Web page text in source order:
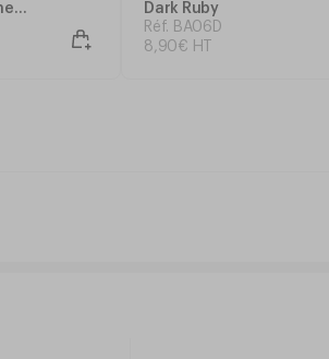
Dark Ruby
Réf. BA06D
8,90€ HT